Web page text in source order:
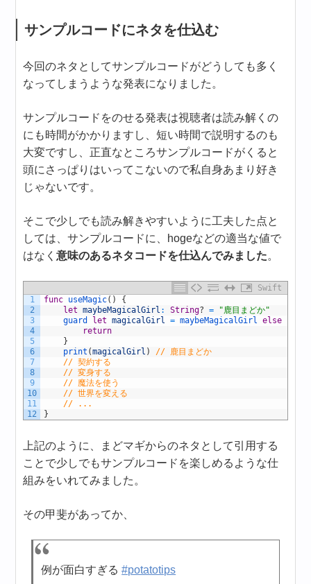
サンプルコードにネタを仕込む
今回のネタとしてサンプルコードがどうしても多く
なってしまうような発表になりました。
サンプルコードをのせる発表は視聴者は読み解くの
にも時間がかかりますし、短い時間で説明するのも
大変ですし、正直なところサンプルコードがくると
頭にさっぱりはいってこないので私自身あまり好き
じゃないです。
そこで少しでも読み解きやすいように工夫した点と
しては、サンプルコードに、hogeなどの適当な値で
はなく意味のあるネタコードを仕込んでみました。
Swift
1
2
3
4
5
6
7
8
9
10
11
12
func useMagic( )
{
let
maybeMagicalGirl : String? =
"鹿目まどか"
guard let magicalGirl = maybeMagicalGirl else
return
}
print (magicalGirl )
// 鹿目まどか
// 契約する
// 変身する
// 魔法を使う
// 世界を変える
// ...
}
上記のように、まどマギからのネタとして引用する
ことで少しでもサンプルコードを楽しめるような仕
組みをいれてみました。
その甲斐があってか、
例が面白すぎる#potatotips